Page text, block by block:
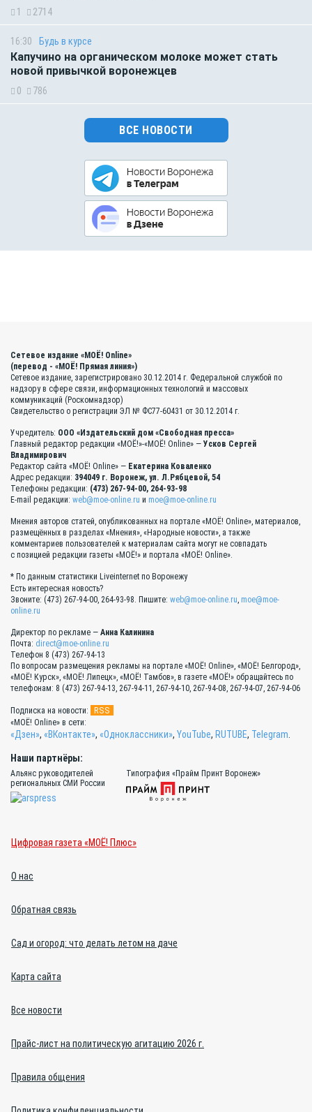
1 2714
16:30 Будь в курсе
Капучино на органическом молоке может стать
новой привычкой воронежцев
0 786
ВСЕ НОВОСТИ
Сетевое издание «МОЁ! Online»
(перевод - «МОЁ! Прямая линия»)
Сетевое издание, зарегистрировано 30.12.2014 г. Федеральной службой по
надзору в сфере связи, информационных технологий и массовых
коммуникаций (Роскомнадзор)
Свидетельство о регистрации ЭЛ № ФС77-60431 от 30.12.2014 г.
Учредитель: ООО «Издательский дом «Свободная пресса»
Главный редактор редакции «МОЁ!»-«МОЁ! Online» — Усков Сергей
Владимирович
Редактор сайта «МОЁ! Online» — Екатерина Коваленко
Адрес редакции: 394049 г. Воронеж, ул. Л.Рябцевой, 54
Телефоны редакции: (473) 267-94-00, 264-93-98
E-mail редакции: web@moe-online.ru и moe@moe-online.ru
Мнения авторов статей, опубликованных на портале «МОЁ! Online», материалов,
размещённых в разделах «Мнения», «Народные новости», а также
комментариев пользователей к материалам сайта могут не совпадать
с позицией редакции газеты «МОЁ!» и портала «МОЁ! Online».
* По данным статистики Liveinternet по Воронежу
Есть интересная новость?
Звоните: (473) 267-94-00, 264-93-98. Пишите: web@moe-online.ru moe@moe-
online.ru
Директор по рекламе — Анна Калинина
Почта: direct@moe-online.ru
Телефон 8 (473) 267-94-13
По вопросам размещения рекламы на портале «МОЁ! Online», «МОЁ! Белгород»,
«МОЁ! Курск», «МОЁ! Липецк», «МОЁ! Тамбов», в газете «МОЁ!» обращайтесь по
телефонам: 8 (473) 267-94-13, 267-94-11, 267-94-10, 267-94-08, 267-94-07, 267-94-06
Подписка на новости: RSS
«МОЁ! Online» в сети:
«Дзен», «ВКонтакте», «Одноклассники», YouTube, RUTUBE, Telegram
Наши партнёры:
Альянс руководителей
региональных СМИ России
Типография «Прайм Принт Воронеж»
Цифровая газета «МОЁ! Плюс»
О нас
Обратная связь
Сад и огород: что делать летом на даче
Карта сайта
Все новости
Прайс-лист на политическую агитацию 2026 г.
Правила общения